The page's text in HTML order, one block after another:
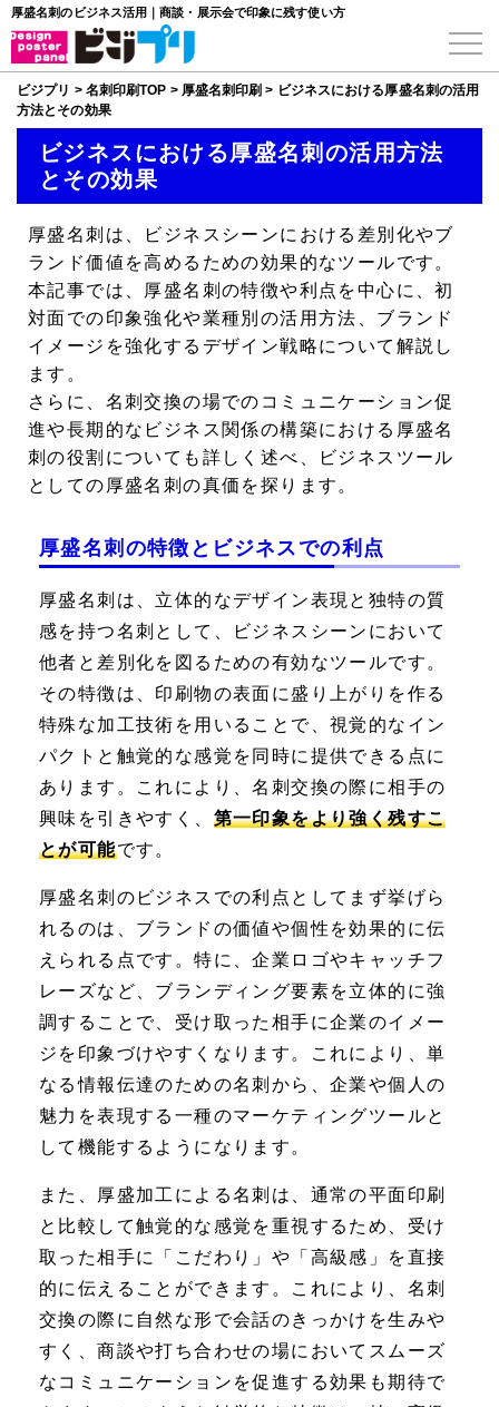
厚盛名刺のビジネス活用｜商談・展示会で印象に残す使い方
ビジプリ > 名刺印刷TOP > 厚盛名刺印刷 > ビジネスにおける厚盛名刺の活用
方法とその効果
ビジネスにおける厚盛名刺の活用方法
とその効果
厚盛名刺 は、ビジネスシーンにおける差別化やブ
ランド価値を高めるための効果的なツールです。
本記事では、厚盛名刺の特徴や利点を中心に、初
対面での印象強化や業種別の活用方法、ブランド
イメージを強化するデザイン戦略について解説し
ます。
さらに、名刺交換の場でのコミュニケーション促
進や長期的なビジネス関係の構築における厚盛名
刺の役割についても詳しく述べ、ビジネスツール
としての厚盛名刺の真価を探ります。
厚盛名刺の特徴とビジネスでの利点
厚盛名刺は、立体的なデザイン表現と独特の質
感を持つ名刺として、ビジネスシーンにおいて
他者と差別化を図るための有効なツールです。
その特徴は、印刷物の表面に盛り上がりを作る
特殊な加工技術を用いることで、視覚的なイン
パクトと触覚的な感覚を同時に提供できる点に
あります。これにより、名刺交換の際に相手の
興味を引きやすく、 第一印象をより強く残すこ
とが可能です。
厚盛名刺のビジネスでの利点としてまず挙げら
れるのは、ブランドの価値や個性を効果的に伝
えられる点です。特に、企業ロゴやキャッチフ
レーズなど、ブランディング要素を立体的に強
調することで、受け取った相手に企業のイメー
ジを印象づけやすくなります。これにより、単
なる情報伝達のための名刺から、企業や個人の
魅力を表現する一種のマーケティングツールと
して機能するようになります。
また、厚盛加工による名刺は、通常の平面印刷
と比較して触覚的な感覚を重視するため、受け
取った相手に「こだわり」や「高級感」を直接
的に伝えることができます。これにより、名刺
交換の際に自然な形で会話のきっかけを生みや
すく、商談や打ち合わせの場においてスムーズ
なコミュニケーションを促進する効果も期待で